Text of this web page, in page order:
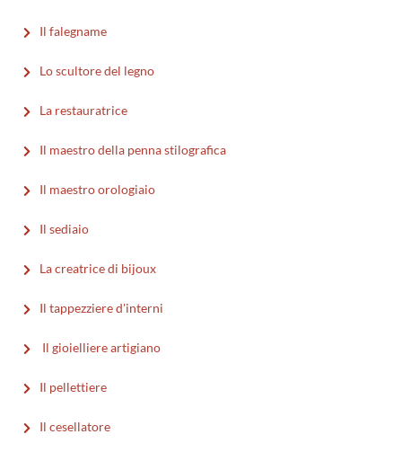
Il falegname
Lo scultore del legno
La restauratrice
Il maestro della penna stilografica
Il maestro orologiaio
Il sediaio
La creatrice di bijoux
Il tappezziere d'interni
Il gioielliere artigiano
Il pellettiere
Il cesellatore